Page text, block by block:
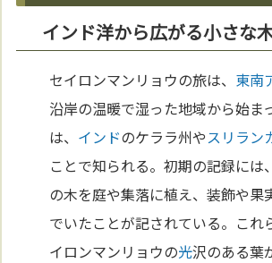
インド洋から広がる小さな
セイロンマンリョウの旅は、 東南
沿岸の温暖で湿った地域から始ま
は、 インドのケララ州やスリラン
ことで知られる。初期の記録には
の木を庭や集落に植え、装飾や果
でいたことが記されている。これ
イロンマンリョウの光沢のある葉